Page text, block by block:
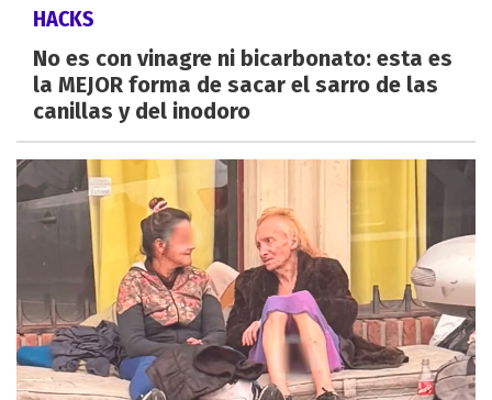
HACKS
No es con vinagre ni bicarbonato: esta es
la MEJOR forma de sacar el sarro de las
canillas y del inodoro